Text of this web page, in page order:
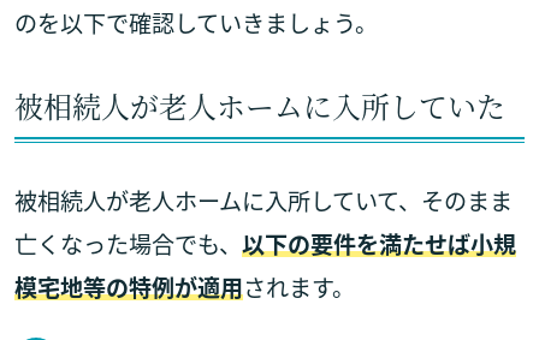
のを以下で確認していきましょう。
被相続人が老人ホームに入所していた
被相続人が老人ホームに入所していて、そのまま
亡くなった場合でも、 以下の要件を満たせば小規
模宅地等の特例が適用されます。